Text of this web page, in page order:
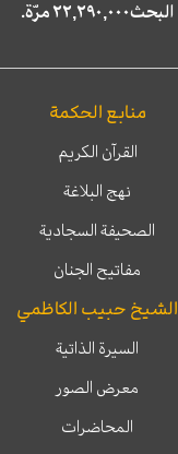
البحث٢٢,٢٩٠,٠٠٠ مرّة.
منابع الحكمة
القرآن الكريم
نهج البلاغة
الصحيفة السجادية
مفاتيح الجنان
الشيخ حبيب الكاظمي
السيرة الذاتية
معرض الصور
المحاضرات